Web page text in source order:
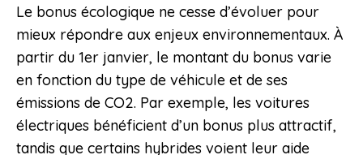
Le bonus écologique ne cesse d’évoluer pour
mieux répondre aux enjeux environnementaux. À
partir du 1er janvier, le montant du bonus varie
en fonction du type de véhicule et de ses
émissions de CO2. Par exemple, les voitures
électriques bénéficient d’un bonus plus attractif,
tandis que certains hybrides voient leur aide